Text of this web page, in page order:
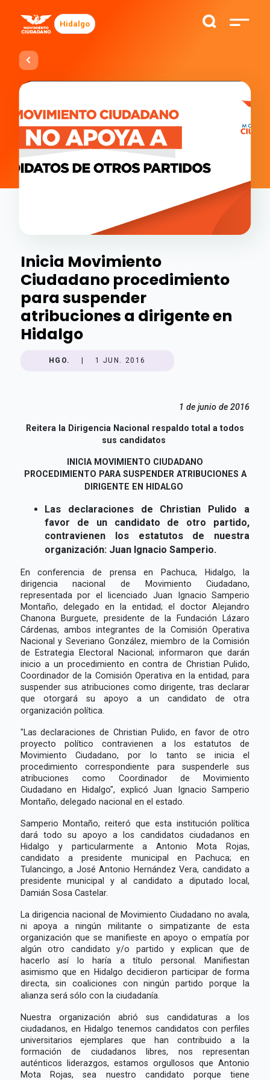
Hidalgo
Inicia Movimiento
Ciudadano procedimiento
para suspender
atribuciones a dirigente en
Hidalgo
HGO. 1 JUN. 2016
1 de junio de 2016
Reitera la Dirigencia Nacional respaldo total a todos
sus candidatos
INICIA MOVIMIENTO CIUDADANO
PROCEDIMIENTO PARA SUSPENDER ATRIBUCIONES A
DIRIGENTE EN HIDALGO
Las declaraciones de Christian Pulido a
favor de un candidato de otro partido,
contravienen los estatutos de nuestra
organización: Juan Ignacio Samperio.
En conferencia de prensa en Pachuca, Hidalgo, la
dirigencia nacional de Movimiento Ciudadano,
representada por el licenciado Juan Ignacio Samperio
Montaño, delegado en la entidad; el doctor Alejandro
Chanona Burguete, presidente de la Fundación Lázaro
Cárdenas, ambos integrantes de la Comisión Operativa
Nacional y Severiano González, miembro de la Comisión
de Estrategia Electoral Nacional; informaron que darán
inicio a un procedimiento en contra de Christian Pulido,
Coordinador de la Comisión Operativa en la entidad, para
suspender sus atribuciones como dirigente, tras declarar
que otorgará su apoyo a un candidato de otra
organización política.
"Las declaraciones de Christian Pulido, en favor de otro
proyecto político contravienen a los estatutos de
Movimiento Ciudadano, por lo tanto se inicia el
procedimiento correspondiente para suspenderle sus
atribuciones como Coordinador de Movimiento
Ciudadano en Hidalgo", explicó Juan Ignacio Samperio
Montaño, delegado nacional en el estado.
Samperio Montaño, reiteró que esta institución política
dará todo su apoyo a los candidatos ciudadanos en
Hidalgo y particularmente a Antonio Mota Rojas,
candidato a presidente municipal en Pachuca; en
Tulancingo, a José Antonio Hernández Vera, candidato a
presidente municipal y al candidato a diputado local,
Damián Sosa Castelar.
La dirigencia nacional de Movimiento Ciudadano no avala,
ni apoya a ningún militante o simpatizante de esta
organización que se manifieste en apoyo o empatía por
algún otro candidato y/o partido y explican que de
hacerlo así lo haría a título personal. Manifiestan
asimismo que en Hidalgo decidieron participar de forma
directa, sin coaliciones con ningún partido porque la
alianza será sólo con la ciudadanía.
Nuestra organización abrió sus candidaturas a los
ciudadanos, en Hidalgo tenemos candidatos con perfiles
universitarios ejemplares que han contribuido a la
formación de ciudadanos libres, nos representan
auténticos liderazgos, estamos orgullosos que Antonio
Mota Rojas, sea nuestro candidato porque tiene